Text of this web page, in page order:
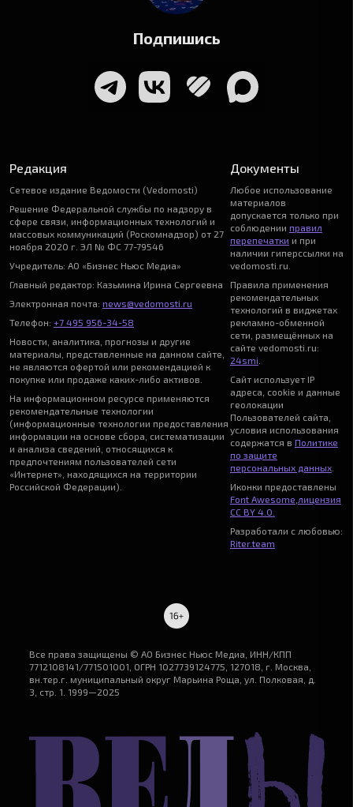
Подпишись
Редакция
Сетевое издание Ведомости (Vedomosti)
Решение Федеральной службы по надзору в
сфере связи, информационных технологий и
массовых коммуникаций (Роскомнадзор) от 27
ноября 2020 г. ЭЛ № ФС 77-79546
Учредитель: АО «Бизнес Ньюс Медиа»
Главный редактор: Казьмина Ирина Сергеевна
Электронная почта: news@vedomosti.ru
Телефон: +7 495 956-34-58
Новости, аналитика, прогнозы и другие
материалы, представленные на данном сайте,
не являются офертой или рекомендацией к
покупке или продаже каких-либо активов.
На информационном ресурсе применяются
рекомендательные технологии
(информационные технологии предоставления
информации на основе сбора, систематизации
и анализа сведений, относящихся к
предпочтениям пользователей сети
«Интернет», находящихся на территории
Российской Федерации).
Документы
Любое использование
материалов
допускается только при
соблюдении правил
перепечатки и при
наличии гиперссылки на
vedomosti.ru.
Правила применения
рекомендательных
технологий в виджетах
рекламно-обменной
сети, размещённых на
сайте vedomosti.ru:
24smi
Сайт использует IP
адреса, cookie и данные
геолокации
Пользователей сайта,
условия использования
содержатся в Политике
по защите
персональных данных.
Иконки предоставлены
Font Awesome лицензия
CC BY 4.0.
Разработали с любовью:
Riter.team
Все права защищены © АО Бизнес Ньюс Медиа, ИНН/КПП
7712108141/771501001, ОГРН 1027739124775, 127018, г. Москва,
вн.тер.г. муниципальный округ Марьина Роща, ул. Полковая, д.
3, стр. 1. 1999—2025